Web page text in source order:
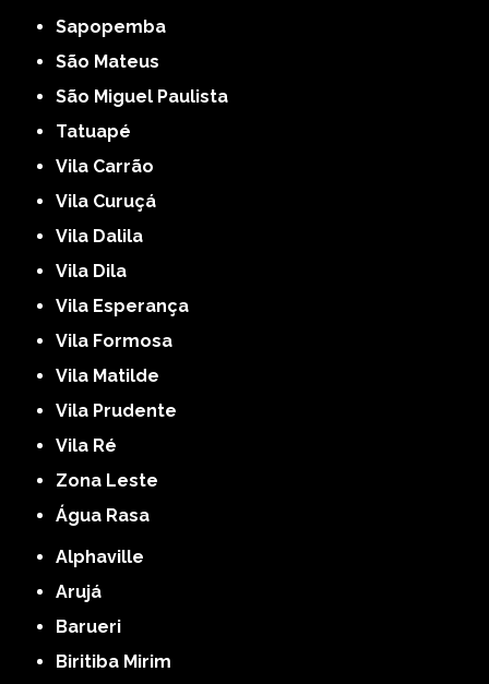
Sapopemba
São Mateus
São Miguel Paulista
Tatuapé
Vila Carrão
Vila Curuçá
Vila Dalila
Vila Dila
Vila Esperança
Vila Formosa
Vila Matilde
Vila Prudente
Vila Ré
Zona Leste
Água Rasa
Alphaville
Arujá
Barueri
Biritiba Mirim